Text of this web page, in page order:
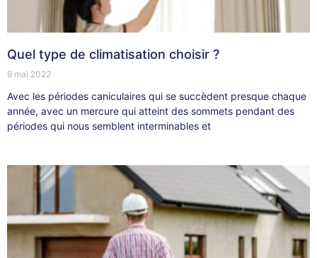
Quel type de climatisation choisir ?
9 mai 2022
Avec les périodes caniculaires qui se succèdent presque chaque
année, avec un mercure qui atteint des sommets pendant des
périodes qui nous semblent interminables et